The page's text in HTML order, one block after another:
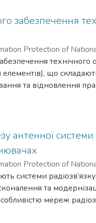
забезпечення
Protection of
Юрій
технічного
елементів), що
та відновлення
засоби вимірювальної
обʼєднує окремі
час із заданою
оцінити час
правильної
порядок
результати
під час їх технічної
можливість
антенної системи
Protection of
Олена Сергіївна
системи
та
мереж
параметрів антенних